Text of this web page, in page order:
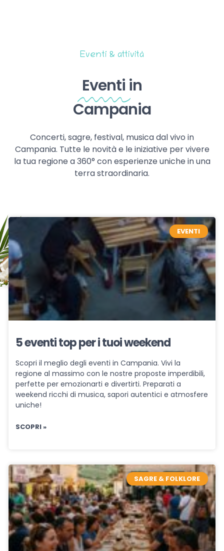
Eventi & attività
Eventi in
Campania
Concerti, sagre, festival, musica dal vivo in
Campania. Tutte le novità e le iniziative per vivere
la tua regione a 360° con esperienze uniche in una
terra straordinaria.
EVENTI
5 eventi top per i tuoi weekend
Scopri il meglio degli eventi in Campania. Vivi la
regione al massimo con le nostre proposte imperdibili,
perfette per emozionarti e divertirti. Preparati a
weekend ricchi di musica, sapori autentici e atmosfere
uniche!
SCOPRI »
SAGRE & FOLKLORE